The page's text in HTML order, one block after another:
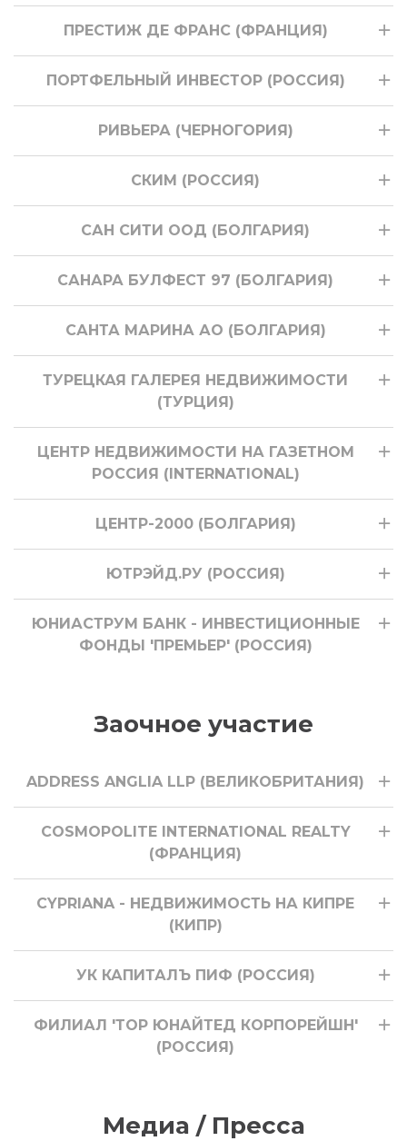
ПРЕСТИЖ ДЕ ФРАНС (ФРАНЦИЯ)
ПОРТФЕЛЬНЫЙ ИНВЕСТОР (РОССИЯ)
РИВЬЕРА (ЧЕРНОГОРИЯ)
СКИМ (РОССИЯ)
САН СИТИ ООД (БОЛГАРИЯ)
САНАРА БУЛФЕСТ 97 (БОЛГАРИЯ)
САНТА МАРИНА АО (БОЛГАРИЯ)
ТУРЕЦКАЯ ГАЛЕРЕЯ НЕДВИЖИМОСТИ
(ТУРЦИЯ)
ЦЕНТР НЕДВИЖИМОСТИ НА ГАЗЕТНОМ
РОССИЯ (INTERNATIONAL)
ЦЕНТР-2000 (БОЛГАРИЯ)
ЮТРЭЙД.РУ (РОССИЯ)
ЮНИАСТРУМ БАНК - ИНВЕСТИЦИОННЫЕ
ФОНДЫ 'ПРЕМЬЕР' (РОССИЯ)
Заочное участие
ADDRESS ANGLIA LLP (ВЕЛИКОБРИТАНИЯ)
COSMOPOLITE INTERNATIONAL REALTY
(ФРАНЦИЯ)
CYPRIANA - НЕДВИЖИМОСТЬ НА КИПРЕ
(КИПР)
УК КАПИТАЛЪ ПИФ (РОССИЯ)
ФИЛИАЛ 'ТОР ЮНАЙТЕД КОРПОРЕЙШН'
(РОССИЯ)
Медиа / Пресса